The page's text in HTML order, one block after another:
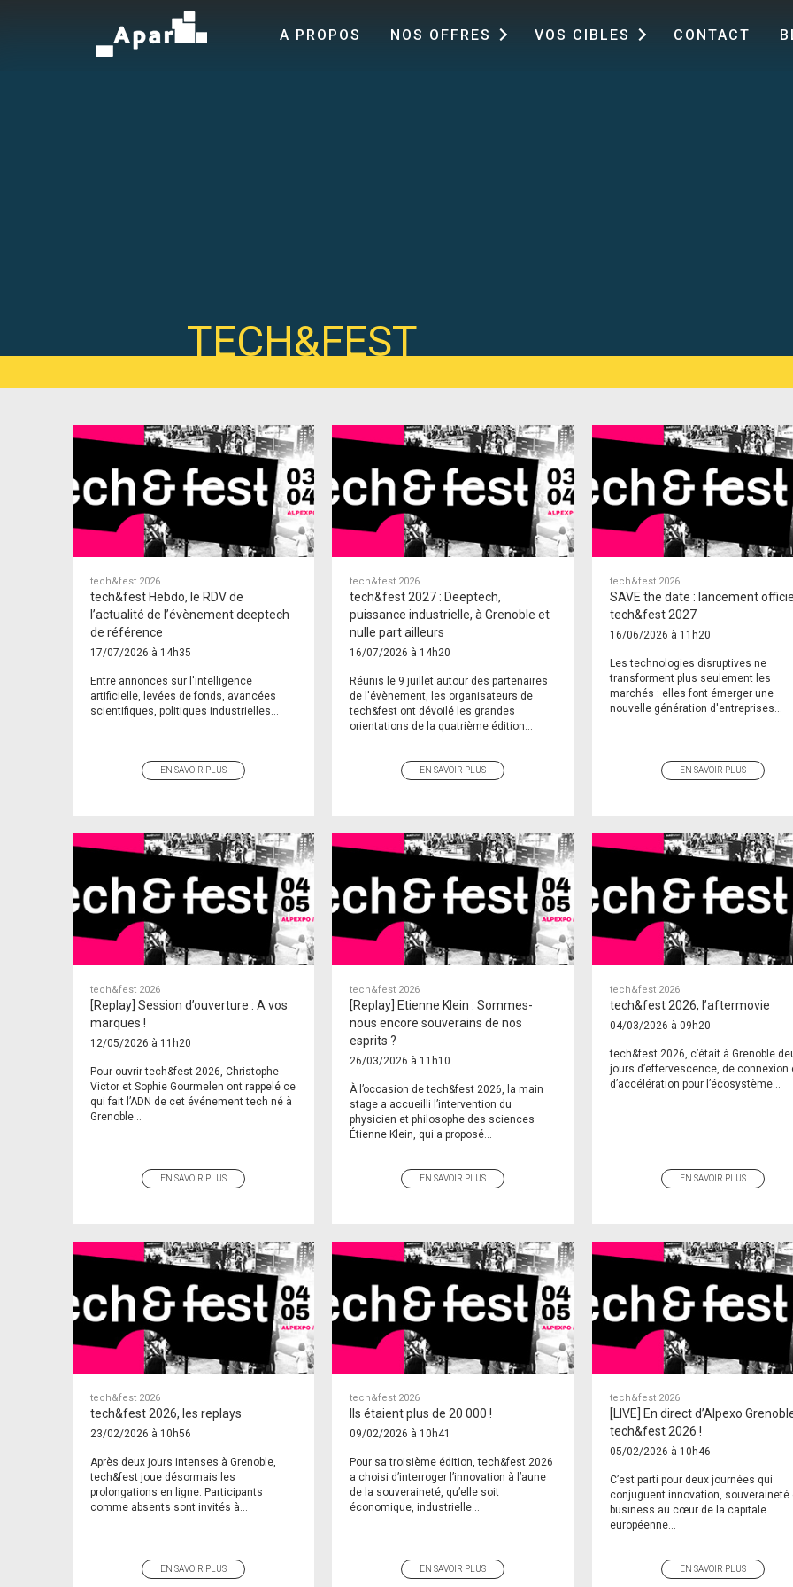
A PROPOS NOS OFFRES VOS CIBLES CONTACT
TECH&FEST
tech&fest 2026
tech&fest Hebdo, le RDV de
l’actualité de l’évènement deeptech
de référence
17/07/2026 à 14h35
Entre annonces sur l'intelligence
artificielle, levées de fonds, avancées
scientifiques, politiques industrielles...
EN SAVOIR PLUS
tech&fest 2026
tech&fest 2027 : Deeptech,
puissance industrielle, à Grenoble et
nulle part ailleurs
16/07/2026 à 14h20
Réunis le 9 juillet autour des partenaires
de l'évènement, les organisateurs de
tech&fest ont dévoilé les grandes
orientations de la quatrième édition...
EN SAVOIR PLUS
tech&fest 2026
SAVE the date : lancement
tech&fest 2027
16/06/2026 à 11h20
Les technologies disruptives ne
transforment plus seulement les
marchés : elles font émerger une
nouvelle génération d'entreprises...
EN SAVOIR PLUS
tech&fest 2026
[Replay] Session d’ouverture : A vos
marques !
12/05/2026 à 11h20
Pour ouvrir tech&fest 2026, Christophe
Victor et Sophie Gourmelen ont rappelé ce
qui fait l’ADN de cet événement tech né à
Grenoble...
EN SAVOIR PLUS
tech&fest 2026
[Replay] Etienne Klein : Sommes-
nous encore souverains de nos
esprits ?
26/03/2026 à 11h10
À l’occasion de tech&fest 2026, la main
stage a accueilli l’intervention du
physicien et philosophe des sciences
Étienne Klein, qui a proposé...
EN SAVOIR PLUS
tech&fest 2026
tech&fest 2026, l’aftermovie
04/03/2026 à 09h20
tech&fest 2026, c’était à Grenoble
jours d’effervescence, de connexion
d’accélération pour l’écosystème...
EN SAVOIR PLUS
tech&fest 2026
tech&fest 2026, les replays
23/02/2026 à 10h56
Après deux jours intenses à Grenoble,
tech&fest joue désormais les
prolongations en ligne. Participants
comme absents sont invités à...
EN SAVOIR PLUS
tech&fest 2026
Ils étaient plus de 20 000 !
09/02/2026 à 10h41
Pour sa troisième édition, tech&fest 2026
a choisi d’interroger l’innovation à l’aune
de la souveraineté, qu’elle soit
économique, industrielle...
EN SAVOIR PLUS
tech&fest 2026
[LIVE] En direct d’Alpexo
tech&fest 2026 !
05/02/2026 à 10h46
C’est parti pour deux journées qui
conjuguent innovation, souveraineté
business au cœur de la capitale
européenne...
EN SAVOIR PLUS